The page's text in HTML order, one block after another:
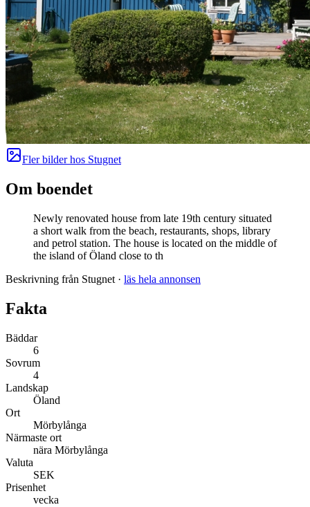
Fler bilder hos Stugnet
Om boendet
Newly renovated house from late 19th century situated
a short walk from the beach, restaurants, shops, library
and petrol station. The house is located on the middle of
the island of Öland close to th
Beskrivning från Stugnet · läs hela annonsen
Fakta
Bäddar
6
Sovrum
4
Landskap
Öland
Ort
Mörbylånga
Närmaste ort
nära Mörbylånga
Valuta
SEK
Prisenhet
vecka